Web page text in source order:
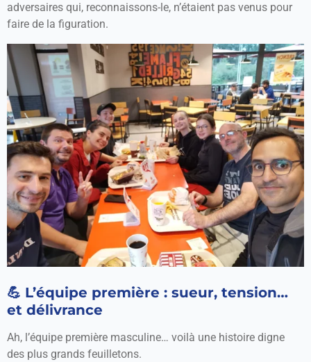
adversaires qui, reconnaissons-le, n’étaient pas venus pour
faire de la figuration.
💪 L’équipe première : sueur, tension…
et délivrance
Ah, l’équipe première masculine… voilà une histoire digne
des plus grands feuilletons.